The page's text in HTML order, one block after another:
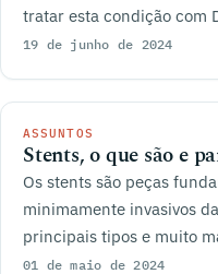
tratar esta condição com
em Angiologia e Cirurgia
19 de junho de 2024
ASSUNTOS
Stents, o que são e
Os stents são peças
minimamente invasivos
principais tipos e muito
01 de maio de 2024